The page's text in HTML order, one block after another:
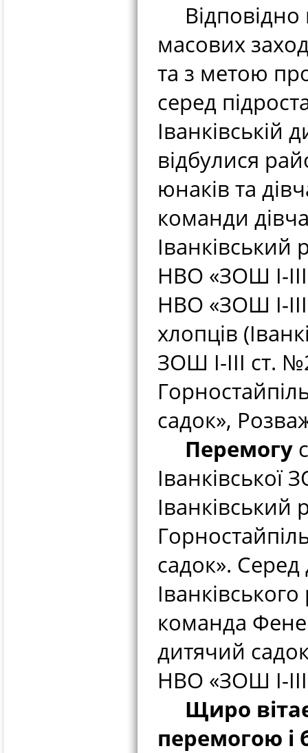
Відповідно
масових
та з метою
серед
Іванківській
відбулися
юнаків та
команди
НВО «ЗОШ І-
НВО «ЗОШ І-
хлопців
ЗОШ І-ІІІ ст.
садок»,
Перемогу
Іванківської
садок».
команда
дитячий
НВО «ЗОШ І-
Щиро
перемогою і